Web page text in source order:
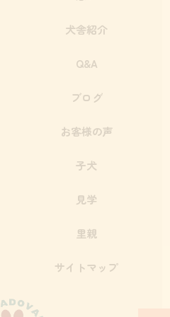
犬舎紹介
Q&A
ブログ
お客様の声
子犬
見学
里親
サイトマップ